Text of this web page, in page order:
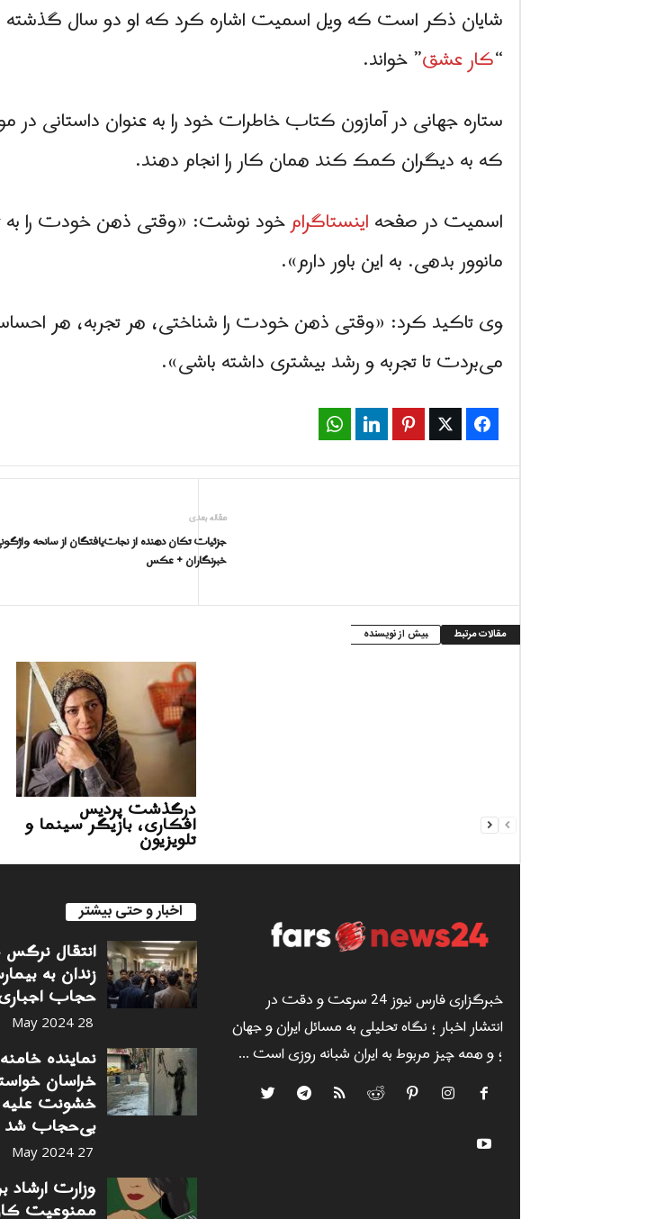
شایان ذکر است که ویل اسمیت اشاره کرد که او دو سال گذشته
“کار عشق” خواند.
ستاره جهانی در آمازون کتاب خاطرات خود را به عنوان داستانی
که به دیگران کمک کند همان کار را انجام دهند.
اسمیت در صفحهاینستاگرامخود نوشت: «وقتی ذهن خودت را به
مانوور بدهی. به این باور دارم».
وی تاکید کرد: «وقتی ذهن خودت را شناختی، هر تجربه، هر
می‌بردت تا تجربه و رشد بیشتری داشته باشی».
Facebook
Twitter
Pinterest
LinkedIn
مقاله بعدی
جزئیات تکان دهنده از نجات‌یافتگان از سانحه
خبرنگاران + عکس
مقالات مرتبط بیش از نویسنده
درگذشت پردیس
افکاری، بازیگر سینما و
تلویزیون
خبرگزاری فارس نیوز 24 سرعت و دقت در
انتشار اخبار ؛ نگاه تحلیلی به مسائل ایران و جهان
؛ و همه چیز مربوط به ایران شبانه روزی است ...
اخبار و حتی بیشتر
انتقال
زندان به
حجاب
28 May 2024
نماینده
خراسان
خشونت علیه
بی‌حجاب شد
27 May 2024
وزارت ارشاد
ممنوعیت